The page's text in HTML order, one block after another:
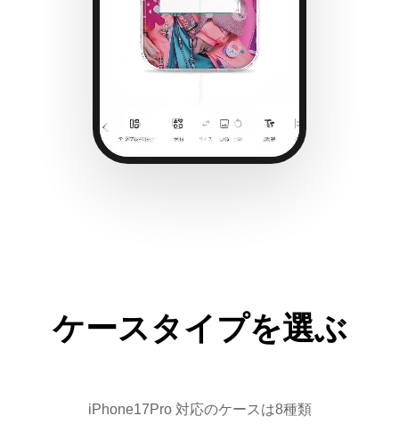
ケースタイプを選ぶ
iPhone17Pro 対応のケースは8種類